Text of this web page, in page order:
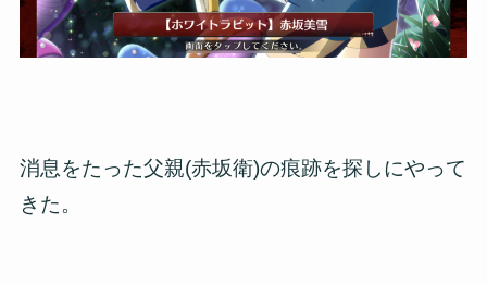
消息をたった父親(赤坂衛)の痕跡を探しにやって
きた。